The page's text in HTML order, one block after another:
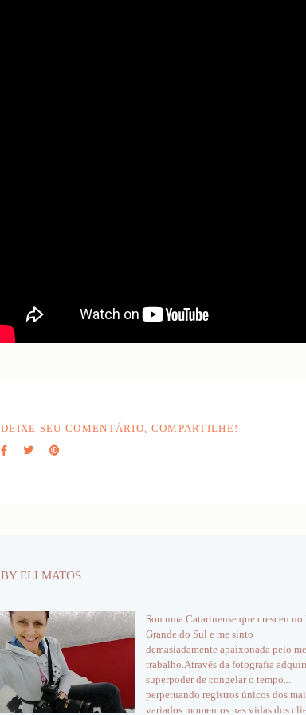
DEIXE SEU COMENTÁRIO, COMPARTILHE!
BY ELI MATOS
Sou uma Catarinense que cresceu no
Grande do Sul e me sinto
demasiadamente apaixonada pelo
trabalho.Através da fotografia
superpoder de congelar o tempo...
perpetuando registros únicos dos
variados momentos nas vidas dos